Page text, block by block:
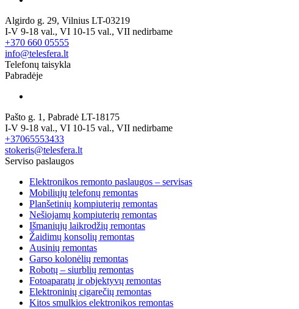
Algirdo g. 29, Vilnius LT-03219
I-V 9-18 val., VI 10-15 val., VII nedirbame
+370 660 05555
info@telesfera.lt
Telefonų taisykla
Pabradėje
Pašto g. 1, Pabradė LT-18175
I-V 9-18 val., VI 10-15 val., VII nedirbame
+37065553433
stokeris@telesfera.lt
Serviso paslaugos
Elektronikos remonto paslaugos – servisas
Mobiliųjų telefonų remontas
Planšetinių kompiuterių remontas
Nešiojamų kompiuterių remontas
Išmaniųjų laikrodžių remontas
Žaidimų konsolių remontas
Ausinių remontas
Garso kolonėlių remontas
Robotų – siurblių remontas
Fotoaparatų ir objektyvų remontas
Elektroninių cigarečių remontas
Kitos smulkios elektronikos remontas